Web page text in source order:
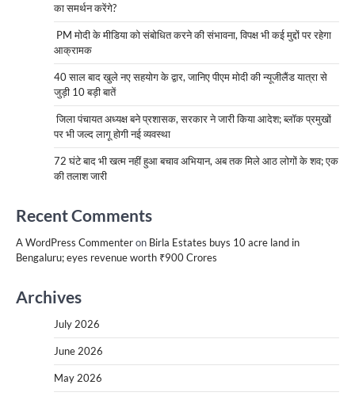
का समर्थन करेंगे?
PM मोदी के मीडिया को संबोधित करने की संभावना, विपक्ष भी कई मुद्दों पर रहेगा
आक्रामक
40 साल बाद खुले नए सहयोग के द्वार, जानिए पीएम मोदी की न्यूजीलैंड यात्रा से
जुड़ी 10 बड़ी बातें
जिला पंचायत अध्यक्ष बने प्रशासक, सरकार ने जारी किया आदेश; ब्लॉक प्रमुखों
पर भी जल्द लागू होगी नई व्यवस्था
72 घंटे बाद भी खत्म नहीं हुआ बचाव अभियान, अब तक मिले आठ लोगों के शव; एक
की तलाश जारी
Recent Comments
A WordPress Commenteron Birla Estates buys 10 acre land in
Bengaluru; eyes revenue worth ₹900 Crores
Archives
July 2026
June 2026
May 2026